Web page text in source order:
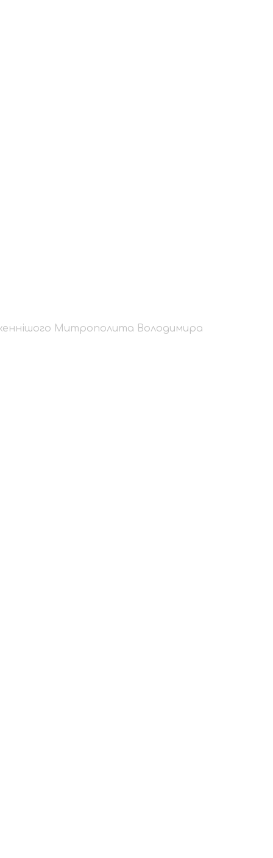
Блаженнішого
Митрополита Володимира